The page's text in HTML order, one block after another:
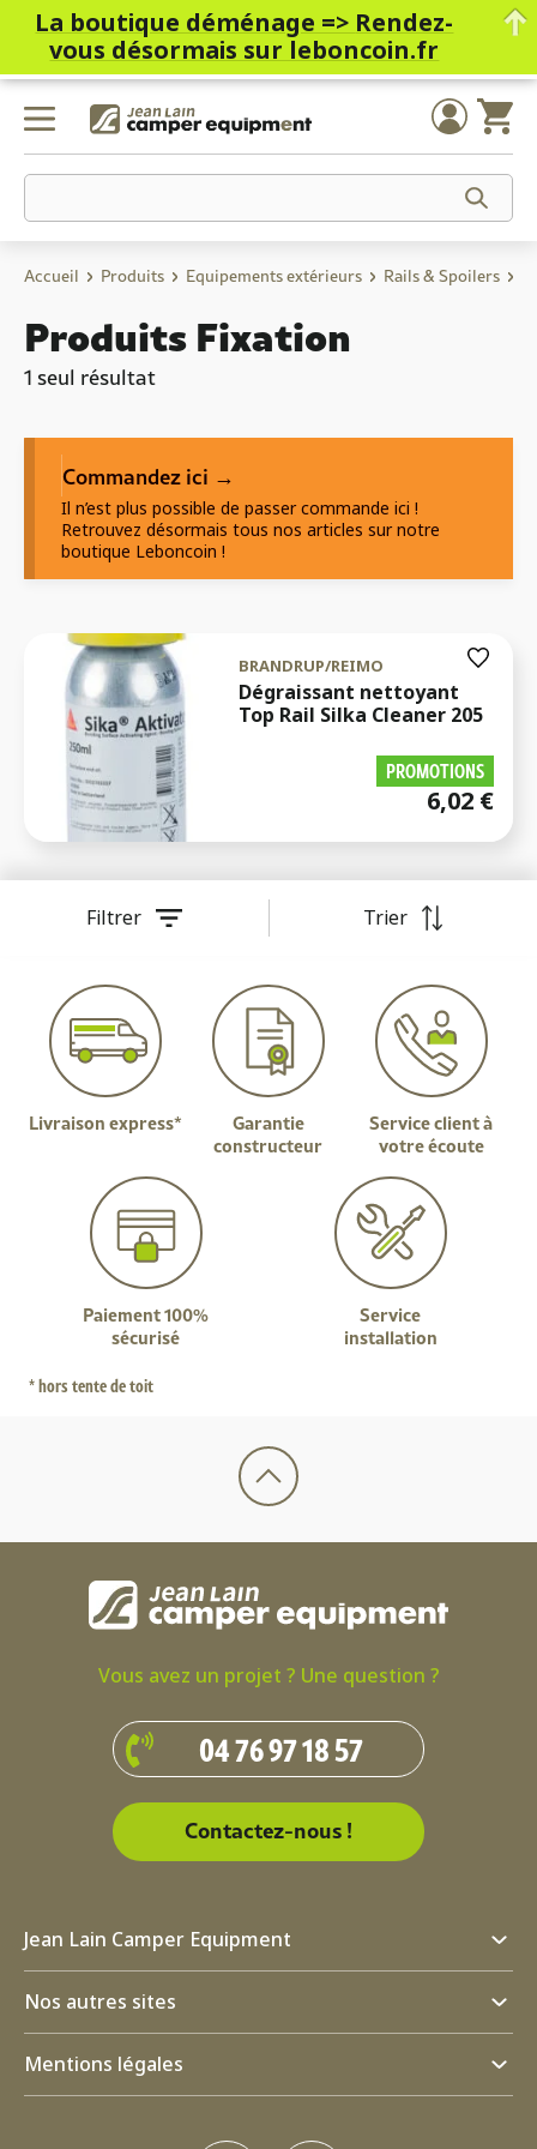
Skip
content
Accueil Produits Equipements extérieurs Rails & Spoilers
Produits Fixation
1 seul résultat
Commandez ici →
Il n’est plus possible de passer commande ici !
Retrouvez désormais tous nos articles sur notre
boutique Leboncoin !
BRANDRUP/REIMO
Dégraissant nettoyant
Top Rail Silka Cleaner 205
PROMOTIONS
6,02 €
Filtrer Trier
Livraison express*
* hors tente de toit
Garantie
constructeur
Service client à
votre écoute
Paiement 100%
sécurisé
Service
installation
Vous avez un projet ? Une question ?
04 76 97 18 57
Contactez-nous !
Jean Lain Camper Equipment
Nos autres sites
Mentions légales
La boutique déménage =>Rendez-
vous désormais sur leboncoin.fr